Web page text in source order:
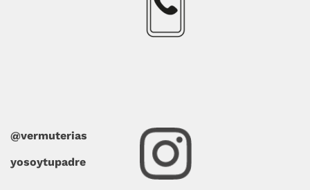
@vermuterias
yosoytupadre